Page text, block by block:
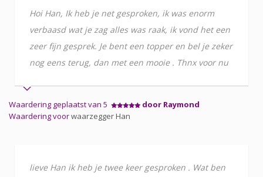
Hoi Han, Ik heb je net gesproken, ik was enorm
verbaasd wat je zag alles was raak, ik vond het een
zeer fijn gesprek. Je bent een topper en bel je zeker
nog eens terug, dan met een mooie . Thnx voor nu
Waardering geplaatst van 5
door Raymond
Waardering voorwaarzegger Han
lieve Han ik heb je twee keer gesproken . Wat ben